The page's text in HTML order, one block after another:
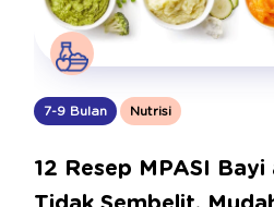
7-9 Bulan Nutrisi
12 Resep MPASI Bayi